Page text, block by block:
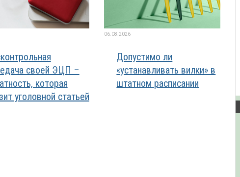
своей ЭЦП –
которая
уголовной статьей
06.08.2026
Допустимо ли
«устанавливать вилки» в
штатном расписании